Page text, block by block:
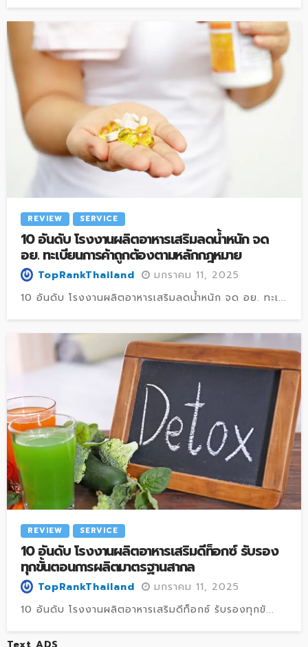
REVIEW SERVICE
10 อันดับ โรงงานผลิตอาหารเสริมลดน้ำหนัก จด
อย. ทะเบียนการค้าถูกต้องตามหลักกฎหมาย
TopRankThailand
มกราคม 11, 2025
10 อันดับ โรงงานผลิตอาหารเสริมลดน้ำหนัก จด อย. ทะเ...
REVIEW SERVICE
10 อันดับ โรงงานผลิตอาหารเสริมดีท็อกซ์ รับรอง
ทุกขั้นตอนการผลิตมาตรฐานสากล
TopRankThailand
มกราคม 11, 2025
10 อันดับ โรงงานผลิตอาหารเสริมดีท็อกซ์ รับรองทุกขั...